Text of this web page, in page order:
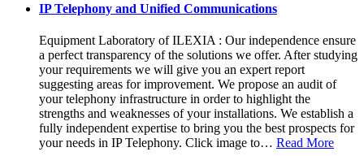
IP Telephony and Unified Communications
Equipment Laboratory of ILEXIA : Our independence ensure
a perfect transparency of the solutions we offer. After studying
your requirements we will give you an expert report
suggesting areas for improvement. We propose an audit of
your telephony infrastructure in order to highlight the
strengths and weaknesses of your installations. We establish a
fully independent expertise to bring you the best prospects for
your needs in IP Telephony. Click image to… Read More